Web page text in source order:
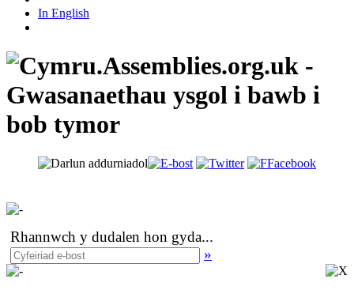
In English
Rhannwch y dudalen hon gyda...
»